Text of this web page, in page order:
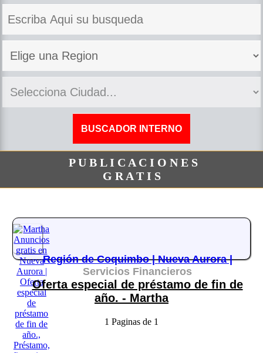
P U B L I C A C I O N E S
G R A T I S
Región de Coquimbo |Nueva Aurora |
Servicios Financieros
Oferta especial de préstamo de fin de
año. - Martha
1 Paginas de 1